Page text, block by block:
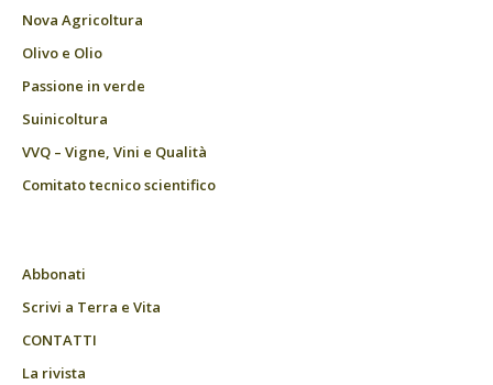
Nova Agricoltura
Olivo e Olio
Passione in verde
Suinicoltura
VVQ – Vigne, Vini e Qualità
Comitato tecnico scientifico
Abbonati
Scrivi a Terra e Vita
CONTATTI
La rivista